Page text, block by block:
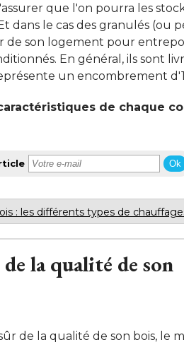
que l'on pourra les
dans le cas des granulés (ou
de son logement pour
En général, ils sont
un encombrement
de chaque
Ok
: les différents types de
la qualité de son
de la qualité de son bois, le